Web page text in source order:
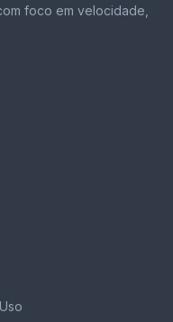
foco em velocidade,